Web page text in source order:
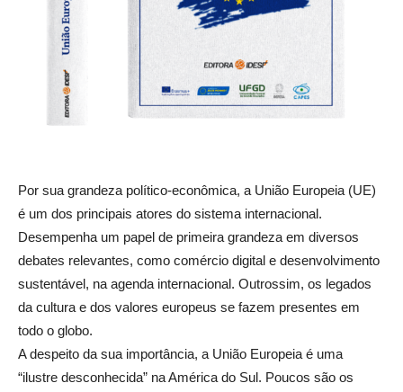
Por sua grandeza político-econômica, a União Europeia (UE)
é um dos principais atores do sistema internacional.
Desempenha um papel de primeira grandeza em diversos
debates relevantes, como comércio digital e desenvolvimento
sustentável, na agenda internacional. Outrossim, os legados
da cultura e dos valores europeus se fazem presentes em
todo o globo.
A despeito da sua importância, a União Europeia é uma
“ilustre desconhecida” na América do Sul. Poucos são os